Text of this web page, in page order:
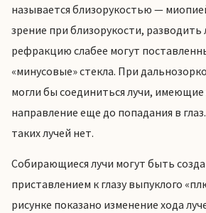
называется близорукостью —
зрение при близорукости, разводить
рефракцию слабее могут
«минусовые» стекла. При
могли бы соединиться лучи, имеющие
направление еще до попадания в
таких лучей нет.
Собирающиеся лучи могут быть
приставлением к глазу выпуклого
рисунке показано изменение хода